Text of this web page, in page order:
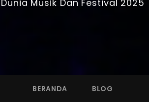
Dunia Musik Dan Festival 2025
BERANDA BLOG